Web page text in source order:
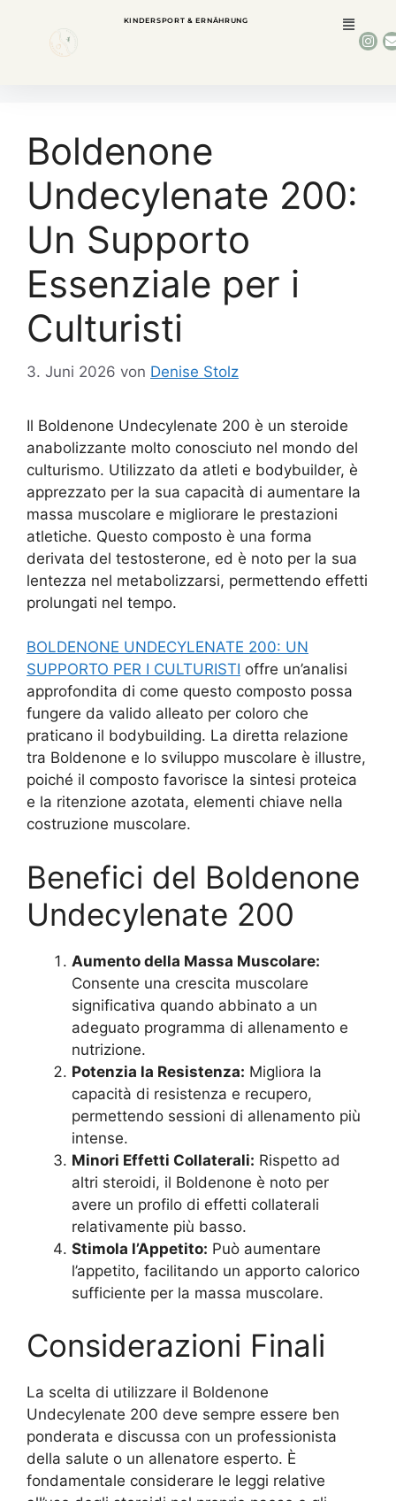
KINDERSPORT & ERNÄHRUNG
Boldenone
Undecylenate 200:
Un Supporto
Essenziale per i
Culturisti
3. Juni 2026 von Denise Stolz
Il Boldenone Undecylenate 200 è un steroide
anabolizzante molto conosciuto nel mondo del
culturismo. Utilizzato da atleti e bodybuilder, è
apprezzato per la sua capacità di aumentare la
massa muscolare e migliorare le prestazioni
atletiche. Questo composto è una forma
derivata del testosterone, ed è noto per la sua
lentezza nel metabolizzarsi, permettendo effetti
prolungati nel tempo.
BOLDENONE UNDECYLENATE 200: UN
SUPPORTO PER I CULTURISTI offre un’analisi
approfondita di come questo composto possa
fungere da valido alleato per coloro che
praticano il bodybuilding. La diretta relazione
tra Boldenone e lo sviluppo muscolare è illustre,
poiché il composto favorisce la sintesi proteica
e la ritenzione azotata, elementi chiave nella
costruzione muscolare.
Benefici del Boldenone
Undecylenate 200
Aumento della Massa Muscolare:
Consente una crescita muscolare
significativa quando abbinato a un
adeguato programma di allenamento e
nutrizione.
Potenzia la Resistenza: Migliora la
capacità di resistenza e recupero,
permettendo sessioni di allenamento più
intense.
Minori Effetti Collaterali: Rispetto ad
altri steroidi, il Boldenone è noto per
avere un profilo di effetti collaterali
relativamente più basso.
Stimola l’Appetito: Può aumentare
l’appetito, facilitando un apporto calorico
sufficiente per la massa muscolare.
Considerazioni Finali
La scelta di utilizzare il Boldenone
Undecylenate 200 deve sempre essere ben
ponderata e discussa con un professionista
della salute o un allenatore esperto. È
fondamentale considerare le leggi relative